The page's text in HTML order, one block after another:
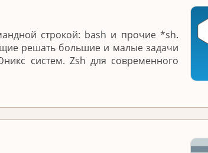
строкой: bash и прочие *sh.
решать большие и малые задачи
систем. Zsh для современного